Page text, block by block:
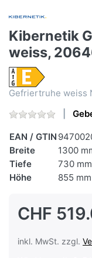
Kibernetik
weiss,
Gefriertruhe weiss
EAN / GTIN
Breite
1300
Tiefe
730 mm
Höhe
855 mm
CHF
inkl. MwSt. zzgl.